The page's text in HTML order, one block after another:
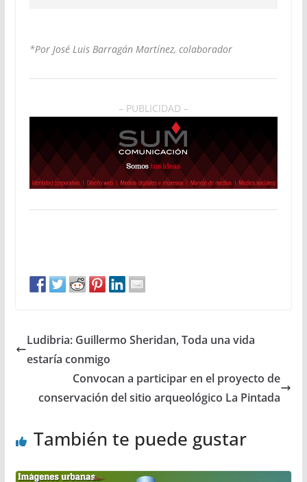
*Por José Luis Barragán Martínez, colaborador
– PUBLICIDAD –
Ludibria: Guillermo Sheridan, Toda una vida
estaría conmigo
Convocan a participar en el proyecto de
conservación del sitio arqueológico La Pintada
También te puede gustar